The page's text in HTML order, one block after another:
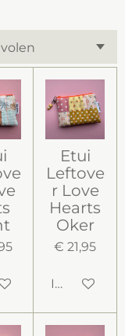
Etui
Leftove
r Love
Hearts
Oker
€ 21,95
In